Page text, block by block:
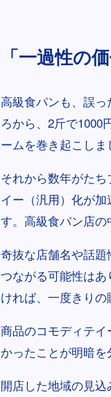
「一過性の
高級食パンも、誤
ろから、2斤で1000
ームを巻き起こしま
それから数年がた
イー（汎用）化が
す。高級食パン店の
奇抜な店舗名や話
つながる可能性は
ければ、一度きりの
商品のコモディテ
かったことが明暗を
開店した地域の見